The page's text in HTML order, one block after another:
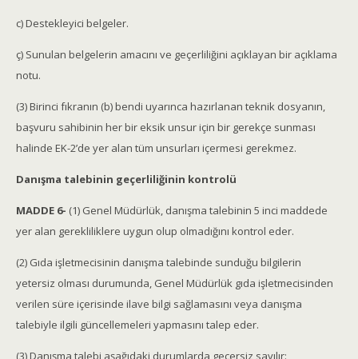
c) Destekleyici belgeler.
ç) Sunulan belgelerin amacını ve geçerliliğini açıklayan bir açıklama
notu.
(3) Birinci fıkranın (b) bendi uyarınca hazırlanan teknik dosyanın,
başvuru sahibinin her bir eksik unsur için bir gerekçe sunması
halinde EK-2’de yer alan tüm unsurları içermesi gerekmez.
Danışma talebinin geçerliliğinin kontrolü
MADDE 6- (1) Genel Müdürlük, danışma talebinin 5 inci maddede
yer alan gerekliliklere uygun olup olmadığını kontrol eder.
(2) Gıda işletmecisinin danışma talebinde sunduğu bilgilerin
yetersiz olması durumunda, Genel Müdürlük gıda işletmecisinden
verilen süre içerisinde ilave bilgi sağlamasını veya danışma
talebiyle ilgili güncellemeleri yapmasını talep eder.
(3) Danışma talebi aşağıdaki durumlarda geçersiz sayılır: